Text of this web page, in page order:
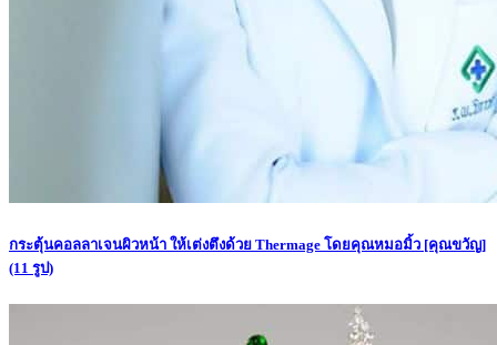
กระตุ้นคอลลาเจนผิวหน้า ให้เต่งตึงด้วย Thermage โดยคุณหมอมิ้ว [คุณขวัญ]
(11 รูป)